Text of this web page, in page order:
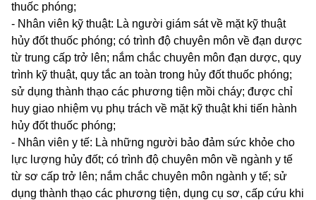
thuốc phóng;
- Nhân viên kỹ thuật: Là người giám sát về mặt kỹ thuật
hủy đốt thuốc phóng; có trình độ chuyên môn về đạn dược
từ trung cấp trở lên; nắm chắc chuyên môn đạn dược, quy
trình kỹ thuật, quy tắc an toàn trong hủy đốt thuốc phóng;
sử dụng thành thạo các phương tiện mồi cháy; được chỉ
huy giao nhiệm vụ phụ trách về mặt kỹ thuật khi tiến hành
hủy đốt thuốc phóng;
- Nhân viên y tế: Là những người bảo đảm sức khỏe cho
lực lượng hủy đốt; có trình độ chuyên môn về ngành y tế
từ sơ cấp trở lên; nắm chắc chuyên môn ngành y tế; sử
dụng thành thạo các phương tiện, dụng cụ sơ, cấp cứu khi